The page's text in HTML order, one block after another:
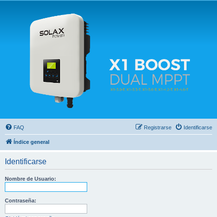
Solax FAQ
Lugar para intercambiar dudas sobre inversores solares Solax y temas relacionados.
FAQ Identificarse
Registrarse
Índice general
Identificarse
Nombre de Usuario:
Contraseña: